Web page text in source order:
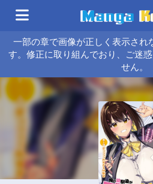
一部の章で画像が正しく表示され
す。修正に取り組んでおり、ご迷
せん。